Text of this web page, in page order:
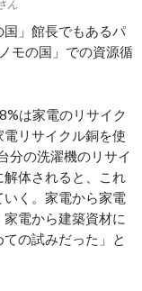
ん
」館長でもあるパ
モの国」での資源循
は家電のリサイク
リサイクル銅を使
分の洗濯機のリサイ
体されると、これ
く。家電から家電
電から建築資材に
の試みだった」と